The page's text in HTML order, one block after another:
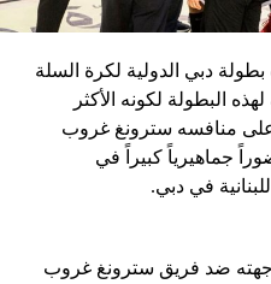
دبي الدولية لكرة السلة
لهذه البطولة لكونه الأكثر
على منافسه سترونغ غروب
جماهيرياً كبيراً في
في دبي.
ضد فريق سترونغ غروب